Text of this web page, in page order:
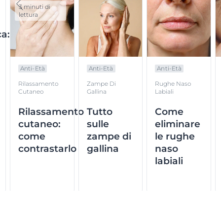
Anti-Età
Rilassamento
Cutaneo
Rilassamento
cutaneo:
come
contrastarlo
3 minuti di
lettura
Anti-Età
Zampe Di
Gallina
Tutto
sulle
zampe di
gallina
Anti-Età
Rughe Naso
Labiali
Come
eliminare
le rughe
naso
labiali